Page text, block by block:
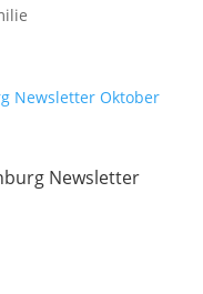
Newsletter